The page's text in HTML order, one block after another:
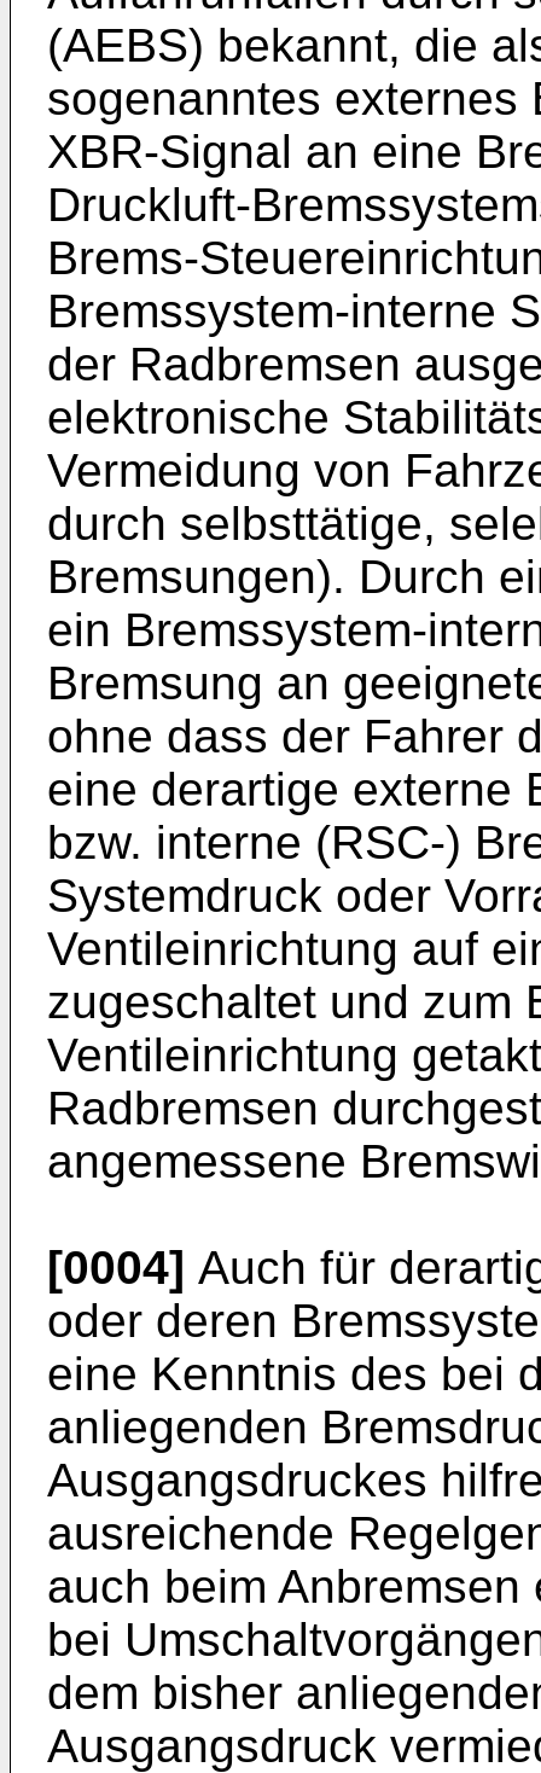
(AEBS) bekannt, die
sogenanntes externes
XBR-Signal an eine
Druckluft-
Brems-
Bremssystem-interne
der Radbremsen
elektronische
Vermeidung von
durch selbsttätige,
Bremsungen). Durch
ein Bremssystem-
Bremsung an
ohne dass der Fahrer
eine derartige externe
bzw. interne (RSC-)
Systemdruck oder
Ventileinrichtung auf
zugeschaltet und zum
Ventileinrichtung
Radbremsen
angemessene
[0004] Auch für
oder deren
eine Kenntnis des bei
anliegenden
Ausgangsdruckes
ausreichende
auch beim
bei
dem bisher
Ausgangsdruck